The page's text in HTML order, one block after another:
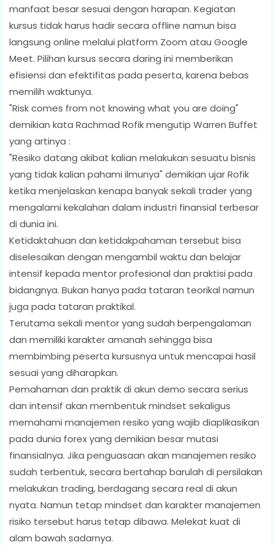
manfaat besar sesuai dengan harapan. Kegiatan
kursus tidak harus hadir secara offline namun bisa
langsung online melalui platform Zoom atau Google
Meet. Pilihan kursus secara daring ini memberikan
efisiensi dan efektifitas pada peserta, karena bebas
memilih waktunya.
"Risk comes from not knowing what you are doing"
demikian kata Rachmad Rofik mengutip Warren Buffet
yang artinya :
"Resiko datang akibat kalian melakukan sesuatu bisnis
yang tidak kalian pahami ilmunya" demikian ujar Rofik
ketika menjelaskan kenapa banyak sekali trader yang
mengalami kekalahan dalam industri finansial terbesar
di dunia ini.
Ketidaktahuan dan ketidakpahaman tersebut bisa
diselesaikan dengan mengambil waktu dan belajar
intensif kepada mentor profesional dan praktisi pada
bidangnya. Bukan hanya pada tataran teorikal namun
juga pada tataran praktikal.
Terutama sekali mentor yang sudah berpengalaman
dan memiliki karakter amanah sehingga bisa
membimbing peserta kursusnya untuk mencapai hasil
sesuai yang diharapkan.
Pemahaman dan praktik di akun demo secara serius
dan intensif akan membentuk mindset sekaligus
memahami manajemen resiko yang wajib diaplikasikan
pada dunia forex yang demikian besar mutasi
finansialnya. Jika penguasaan akan manajemen resiko
sudah terbentuk, secara bertahap barulah di persilakan
melakukan trading, berdagang secara real di akun
nyata. Namun tetap mindset dan karakter manajemen
risiko tersebut harus tetap dibawa. Melekat kuat di
alam bawah sadarnya.